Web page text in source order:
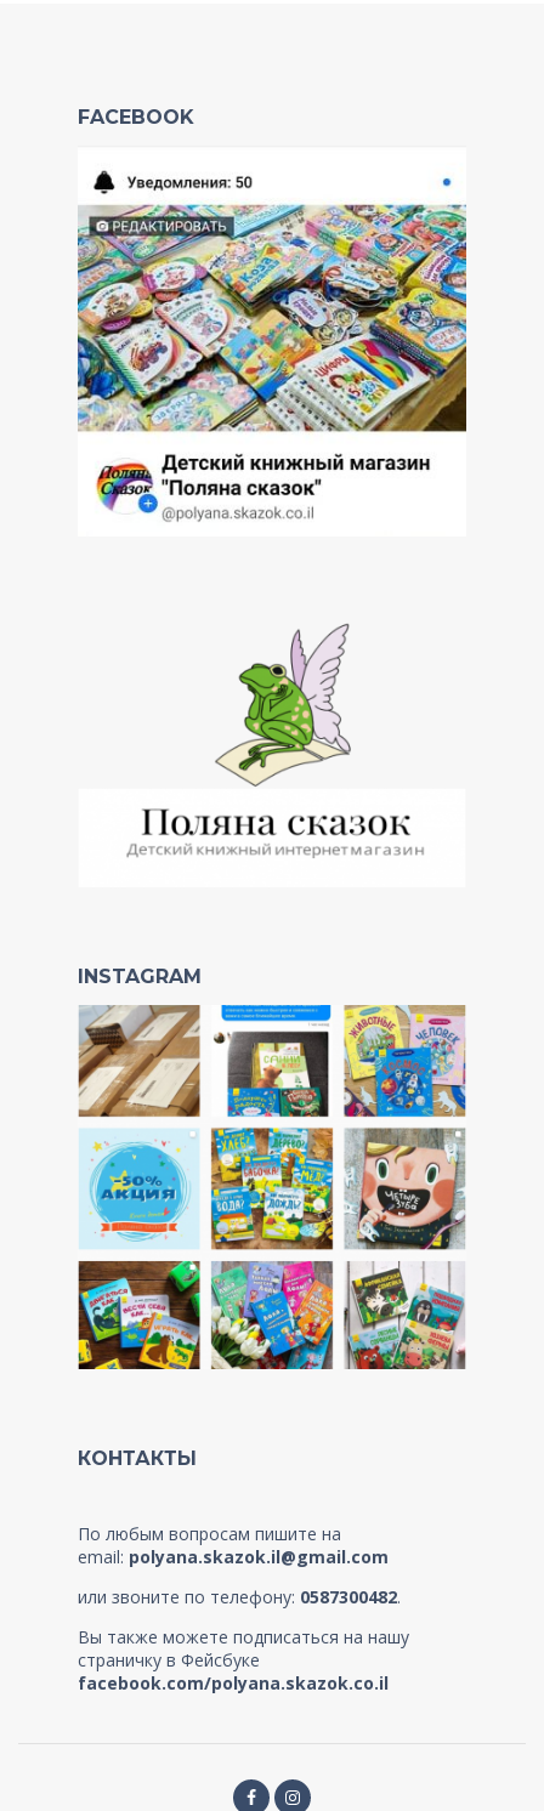
FACEBOOK
INSTAGRAM
КОНТАКТЫ
По любым вопросам пишите на
email: polyana.skazok.il@gmail.com
или звоните по телефону: 0587300482.
Вы также можете подписаться на нашу
страничку в Фейсбуке
facebook.com/polyana.skazok.co.il